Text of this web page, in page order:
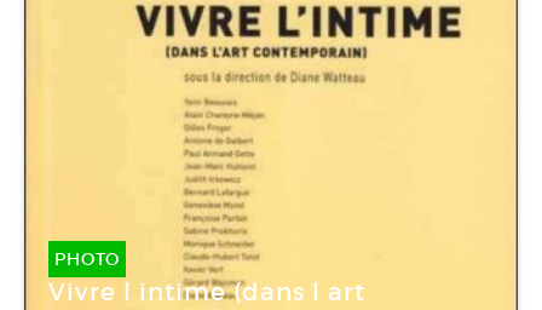
PHOTO
Vivre l intime (dans l art